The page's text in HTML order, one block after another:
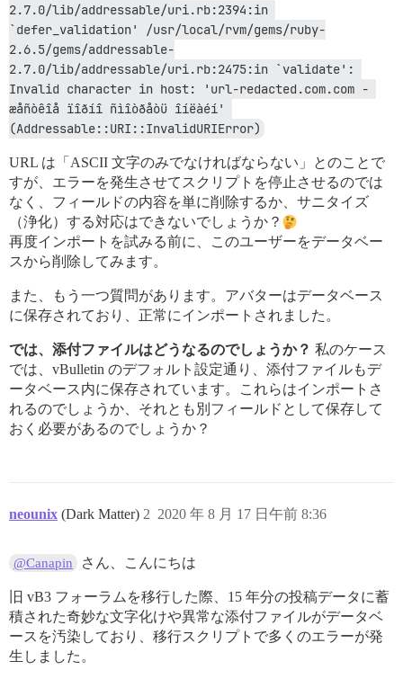
2.7.0/lib/addressable/uri.rb:2394:in
`defer_validation' /usr/local/rvm/gems/ruby-
2.6.5/gems/addressable-
2.7.0/lib/addressable/uri.rb:2475:in `validate':
Invalid character in host: 'url-redacted.com.com -
æåñòêîå ïîðíî ñìîòðåòü îíëàéí'
(Addressable::URI::InvalidURIError)
URL は「ASCII 文字のみでなければならない」とのことで
すが、エラーを発生させてスクリプトを停止させるのでは
なく、フィールドの内容を単に削除するか、サニタイズ
（浄化）する対応はできないでしょうか？
再度インポートを試みる前に、このユーザーをデータベー
スから削除してみます。
また、もう一つ質問があります。アバターはデータベース
に保存されており、正常にインポートされました。
では、添付ファイルはどうなるのでしょうか？ 私のケース
では、vBulletin のデフォルト設定通り、添付ファイルもデ
ータベース内に保存されています。これらはインポートさ
れるのでしょうか、それとも別フィールドとして保存して
おく必要があるのでしょうか？
neounix (Dark Matter) 2020 年 8 月 17 日午前 8:36
2
@Canapin さん、こんにちは
旧 vB3 フォーラムを移行した際、15 年分の投稿データに蓄
積された奇妙な文字化けや異常な添付ファイルがデータベ
ースを汚染しており、移行スクリプトで多くのエラーが発
生しました。